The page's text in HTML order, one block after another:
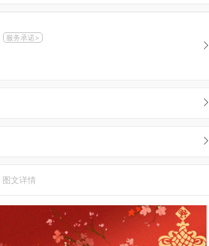
服务承诺>
图文详情